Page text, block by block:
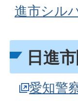
進市シル
日進
愛知警